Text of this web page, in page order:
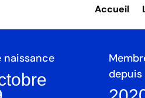
Accueil
naissance
depuis